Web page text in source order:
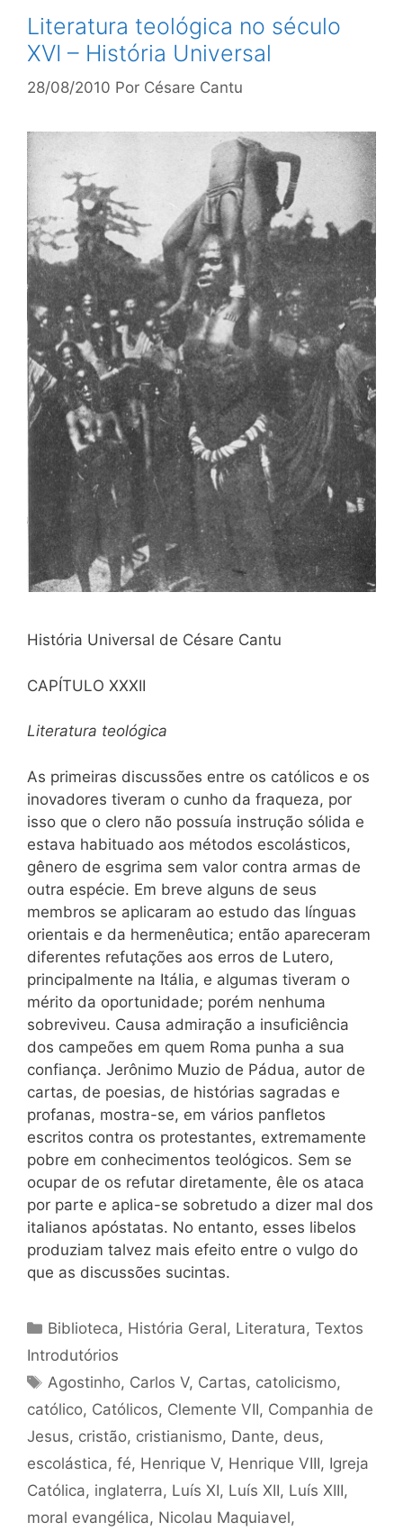
Literatura teológica no século
XVI – História Universal
28/08/2010 Por Césare Cantu
História Universal de Césare Cantu
CAPÍTULO XXXII
Literatura teológica
As primeiras discussões entre os católicos e os
inovadores tiveram o cunho da fraqueza, por
isso que o clero não possuía instrução sólida e
estava habituado aos métodos escolásticos,
gênero de esgrima sem valor contra armas de
outra espécie. Em breve alguns de seus
membros se aplicaram ao estudo das línguas
orientais e da hermenêutica; então apareceram
diferentes refutações aos erros de Lutero,
principalmente na Itália, e algumas tiveram o
mérito da oportunidade; porém nenhuma
sobreviveu. Causa admiração a insuficiência
dos campeões em quem Roma punha a sua
confiança. Jerônimo Muzio de Pádua, autor de
cartas, de poesias, de histórias sagradas e
profanas, mostra-se, em vários panfletos
escritos contra os protestantes, extremamente
pobre em conhecimentos teológicos. Sem se
ocupar de os refutar diretamente, êle os ataca
por parte e aplica-se sobretudo a dizer mal dos
italianos apóstatas. No entanto, esses libelos
produziam talvez mais efeito entre o vulgo do
que as discussões sucintas.
Categorias
Biblioteca, História Geral, Literatura,Textos
Introdutórios
Tags
Agostinho, Carlos V, Cartas, catolicismo,
católico, Católicos, Clemente VII, Companhia de
Jesus, cristão, cristianismo, Dante, deus,
escolástica, fé, Henrique V, Henrique VIII, Igreja
Católica, inglaterra, Luís XI, Luís XII, Luís XIII,
moral evangélica, Nicolau Maquiavel,